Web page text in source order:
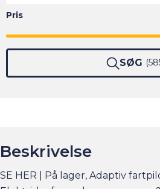
SØG
Beskrivelse
SE HER | På lager, Adaptiv